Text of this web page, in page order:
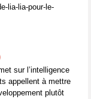
lia-lia-pour-le-
sur l’intelligence
appellent à mettre
plutôt